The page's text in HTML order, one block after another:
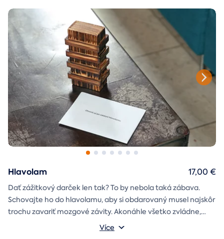
Hlavolam
Dať zážitkový darček len tak? To by nebola taká zábava.
Schovajte ho do hlavolamu, aby si obdarovaný musel najskôr
trochu zavariť mozgové závity. Akonáhle všetko zvládne,
objaví poukaz na zážitok i s vašim venováním.
Vonkajšie rozmery: 15,5 × 8,5 × 5 cm
Více
17,00 €